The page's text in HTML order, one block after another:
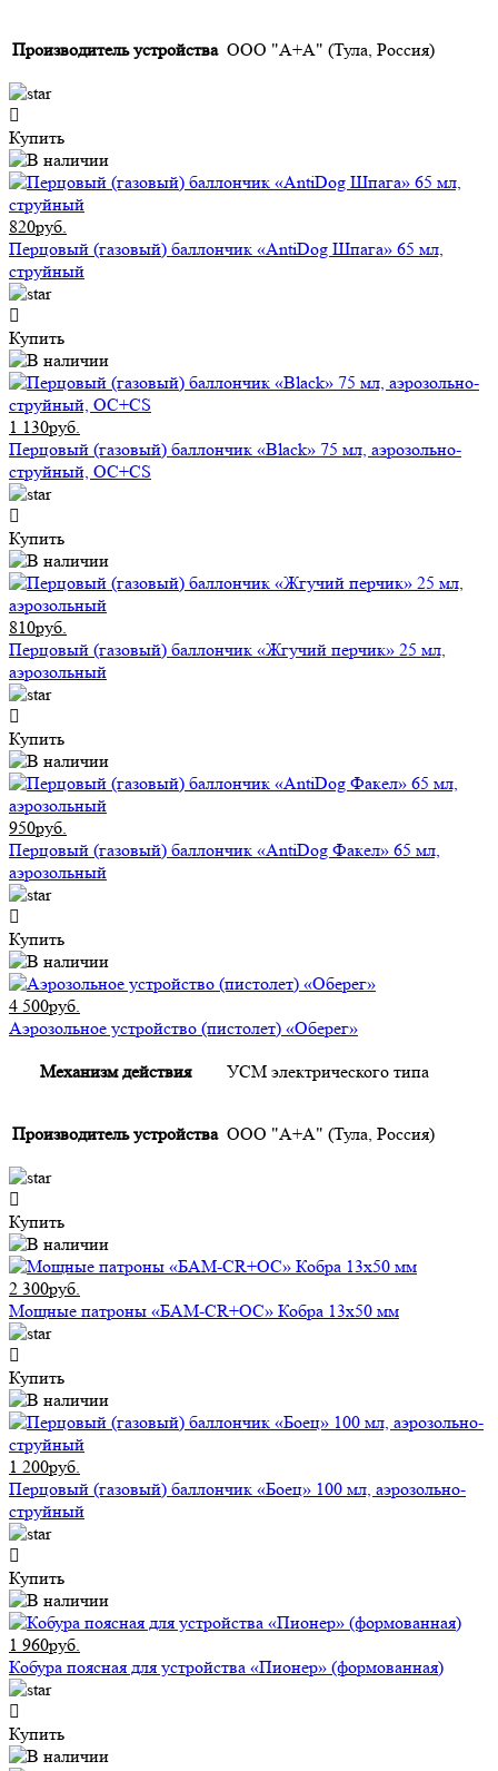
Производитель устройства ООО "А+А" (Тула, Россия)
Купить
820руб.
Перцовый (газовый) баллончик «AntiDog Шпага» 65 мл,
струйный
Купить
1 130руб.
Перцовый (газовый) баллончик «Black» 75 мл, аэрозольно-
струйный, ОC+CS
Купить
810руб.
Перцовый (газовый) баллончик «Жгучий перчик» 25 мл,
аэрозольный
Купить
950руб.
Перцовый (газовый) баллончик «AntiDog Факел» 65 мл,
аэрозольный
Купить
4 500руб.
Аэрозольное устройство (пистолет) «Оберег»
Механизм действия УСМ электрического типа
Производитель устройства ООО "А+А" (Тула, Россия)
Купить
2 300руб.
Мощные патроны «БАМ-CR+ОС» Кобра 13х50 мм
Купить
1 200руб.
Перцовый (газовый) баллончик «Боец» 100 мл, аэрозольно-
струйный
Купить
1 960руб.
Кобура поясная для устройства «Пионер» (формованная)
Купить